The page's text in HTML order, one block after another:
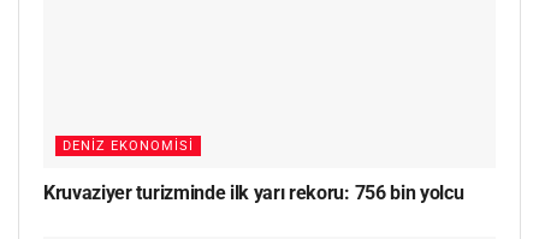
DENIZ EKONOMISI
Kruvaziyer turizminde ilk yarı rekoru: 756 bin yolcu